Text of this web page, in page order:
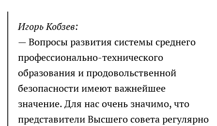
Игорь Кобзев:
— Вопросы развития системы среднего
профессионально-технического
образования и продовольственной
безопасности имеют важнейшее
значение. Для нас очень значимо, что
представители Высшего совета регулярно